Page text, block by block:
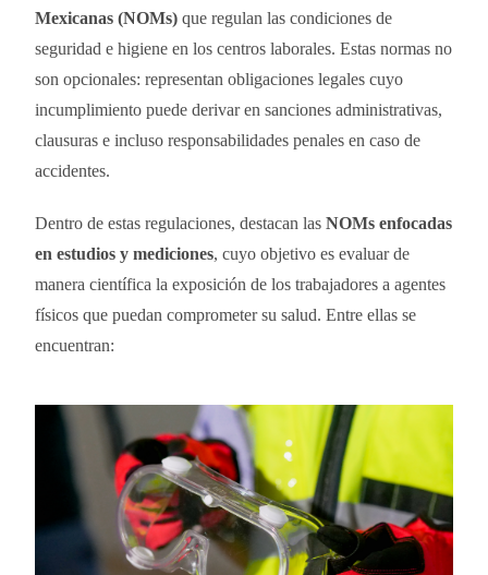
Mexicanas (NOMs) que regulan las condiciones de
seguridad e higiene en los centros laborales. Estas normas no
son opcionales: representan obligaciones legales cuyo
incumplimiento puede derivar en sanciones administrativas,
clausuras e incluso responsabilidades penales en caso de
accidentes.
Dentro de estas regulaciones, destacan lasNOMs enfocadas
en estudios y mediciones, cuyo objetivo es evaluar de
manera científica la exposición de los trabajadores a agentes
físicos que puedan comprometer su salud. Entre ellas se
encuentran: